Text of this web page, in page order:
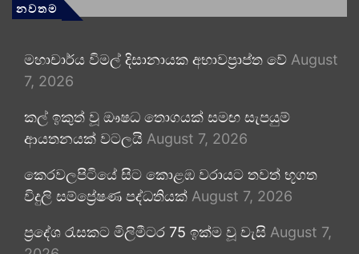
නවතම
මහාචාර්ය විමල් දිසානායක අභාවප්‍රාප්ත වේ August
7, 2026
කල් ඉකුත් වූ ඖෂධ තොගයක් සමඟ සැපයුම්
ආයතනයක් වටලයි August 7, 2026
කෙරවලපිටියේ සිට කොළඹ වරායට තවත් භූගත
විදුලි සම්ප්‍රේෂණ පද්ධතියක් August 7, 2026
ප්‍රදේශ රැසකට මිලිමීටර 75 ඉක්ම වූ වැසි August 7,